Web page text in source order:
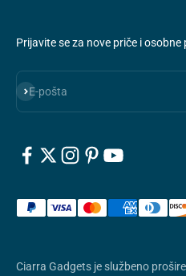
Prijavite se za nove priče i osobne
E-pošta
Pretplatite se
Ciarra Gadgets je službeno